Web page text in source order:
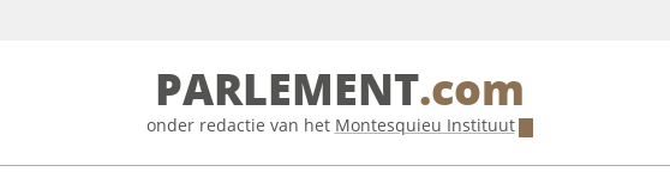
PARLEMENT.com
onder redactie van het Montesquieu Instituut